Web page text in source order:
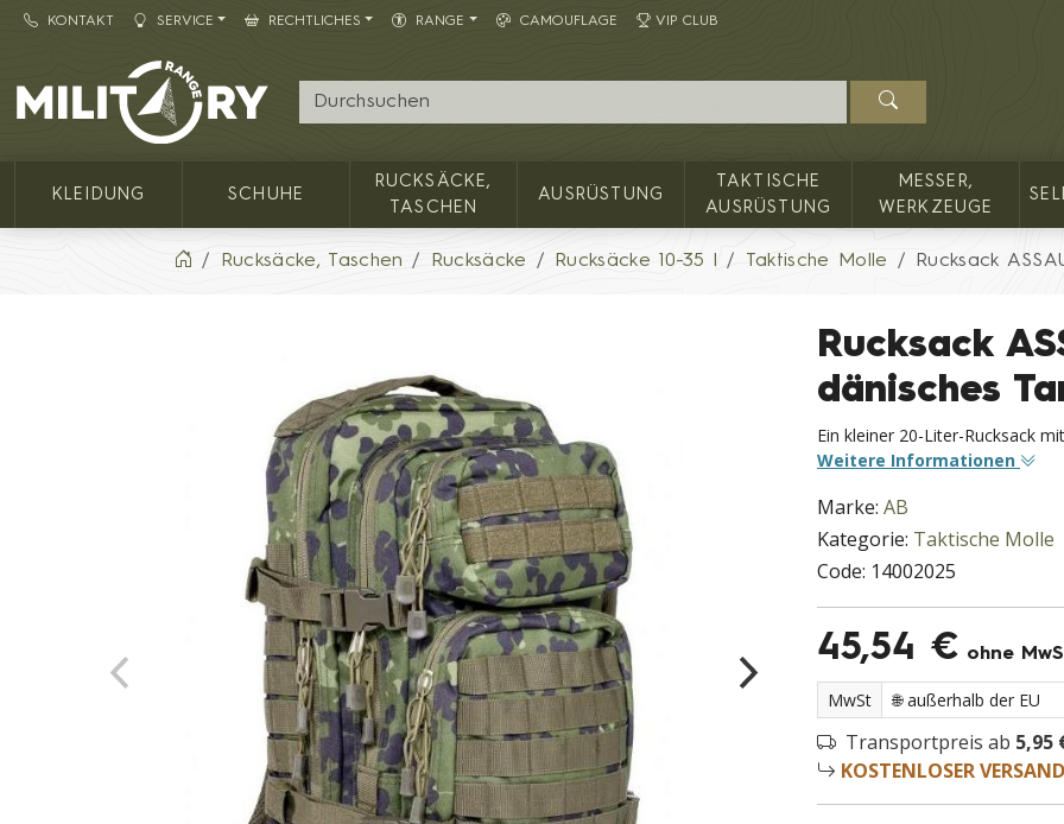
KONTAKT SERVICE RECHTLICHES RANGE CAMOUFLAGE VIP CLUB
Army shop MILITARY RANGE
KLEIDUNG SCHUHE
RUCKSÄCKE,
TASCHEN
AUSRÜSTUNG
TAKTISCHE
AUSRÜSTUNG
MESSER,
WERKZEUGE
Rucksäcke, Taschen Rucksäcke Rucksäcke 10-35 l Taktische Molle Rucksack
Rucksack
dänisches
Ein kleiner 20-Liter-Rucksack
Weitere Informationen
Marke: AB
Kategorie: Taktische Molle
Code: 14002025
45,54 € ohne
MwSt
Transportpreis ab 5,95
KOSTENLOSER VERSAND